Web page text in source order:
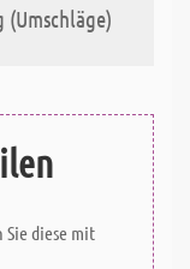
(Umschläge)
diese mit